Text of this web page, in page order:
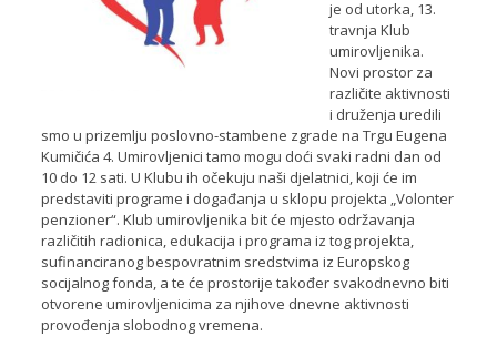
je od utorka, 13.
travnja Klub
umirovljenika.
Novi prostor za
različite aktivnosti
i druženja uredili
smo u prizemlju poslovno-stambene zgrade na Trgu Eugena
Kumičića 4. Umirovljenici tamo mogu doći svaki radni dan od
10 do 12 sati. U Klubu ih očekuju naši djelatnici, koji će im
predstaviti programe i događanja u sklopu projekta „Volonter
penzioner“. Klub umirovljenika bit će mjesto održavanja
različitih radionica, edukacija i programa iz tog projekta,
sufinanciranog bespovratnim sredstvima iz Europskog
socijalnog fonda, a te će prostorije također svakodnevno biti
otvorene umirovljenicima za njihove dnevne aktivnosti
provođenja slobodnog vremena.